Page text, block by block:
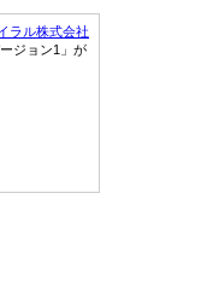
ラル株式会社
ジョン1」が